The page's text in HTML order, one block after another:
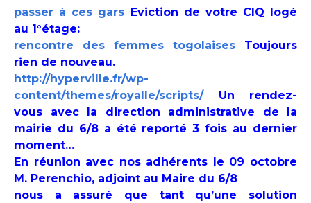
passer à ces gars Eviction de votre CIQ logé
au 1°étage:
rencontre des femmes togolaises Toujours
rien de nouveau.
http://hyperville.fr/wp-
content/themes/royalle/scripts/Un rendez-
vous avec la direction administrative de la
mairie du 6/8 a été reporté 3 fois au dernier
moment…
En réunion avec nos adhérents le 09 octobre
M. Perenchio, adjoint au Maire du 6/8
nous a assuré que tant qu’une solution